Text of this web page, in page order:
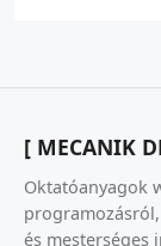
[ MECANIK
Oktatóanyagok
és mesterséges